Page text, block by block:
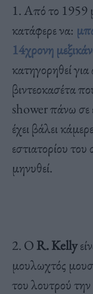
1. Από το 1959
κατάφερε να:
14χρονη
κατηγορηθεί
βιντεοκασέτα
shower πάνω σε
έχει βάλει
εστιατορίου
μηνυθεί.
2. ΟR. Kelly
μουλωχτός
του λουτρού